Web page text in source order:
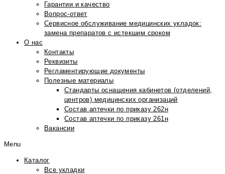
Гарантии и качество
Вопрос-ответ
Сервисное обслуживание медицинских укладок:
замена препаратов с истекшим сроком
О нас
Контакты
Реквизиты
Регламентирующие документы
Полезные материалы
Стандарты оснащения кабинетов (отделений,
центров) медицинских организаций
Состав аптечки по приказу 262н
Состав аптечки по приказу 261н
Вакансии
Menu
Каталог
Все укладки